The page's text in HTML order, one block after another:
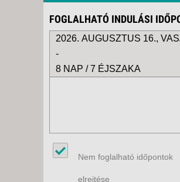
FOGLALHATÓ INDULÁSI
2026. AUGUSZTUS 16.,
-
8 NAP / 7 ÉJSZAKA
Nem foglalható időpontok
elrejtése